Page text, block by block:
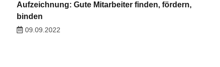
Aufzeichnung: Gute Mitarbeiter finden, fördern,
binden
09.09.2022